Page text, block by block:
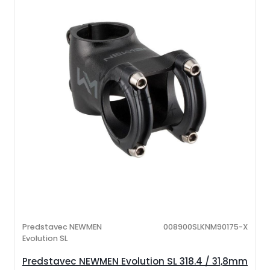
Predstavec NEWMEN Evolution SL 318.4 / 31,8mm
Predstavec NEWMEN
Evolution SL
008900SLKNM90175-X